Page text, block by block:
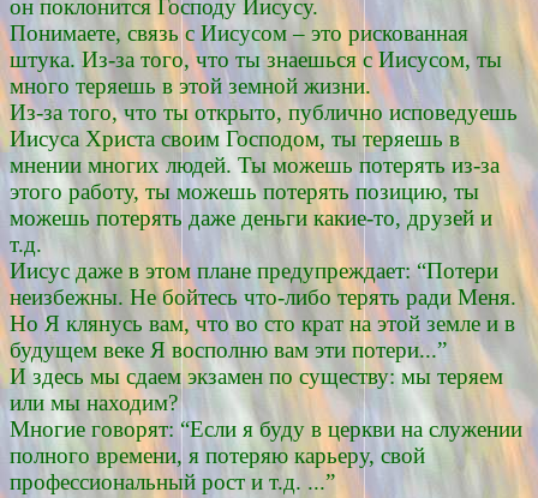
он поклонится Господу Иисусу.
Понимаете, связь с Иисусом – это рискованная
штука. Из-за того, что ты знаешься с Иисусом, ты
много теряешь в этой земной жизни.
Из-за того, что ты открыто, публично исповедуешь
Иисуса Христа своим Господом, ты теряешь в
мнении многих людей. Ты можешь потерять из-за
этого работу, ты можешь потерять позицию, ты
можешь потерять даже деньги какие-то, друзей и
т.д.
Иисус даже в этом плане предупреждает: “Потери
неизбежны. Не бойтесь что-либо терять ради Меня.
Но Я клянусь вам, что во сто крат на этой земле и в
будущем веке Я восполню вам эти потери...”
И здесь мы сдаем экзамен по существу: мы теряем
или мы находим?
Многие говорят: “Если я буду в церкви на служении
полного времени, я потеряю карьеру, свой
профессиональный рост и т.д. ...”